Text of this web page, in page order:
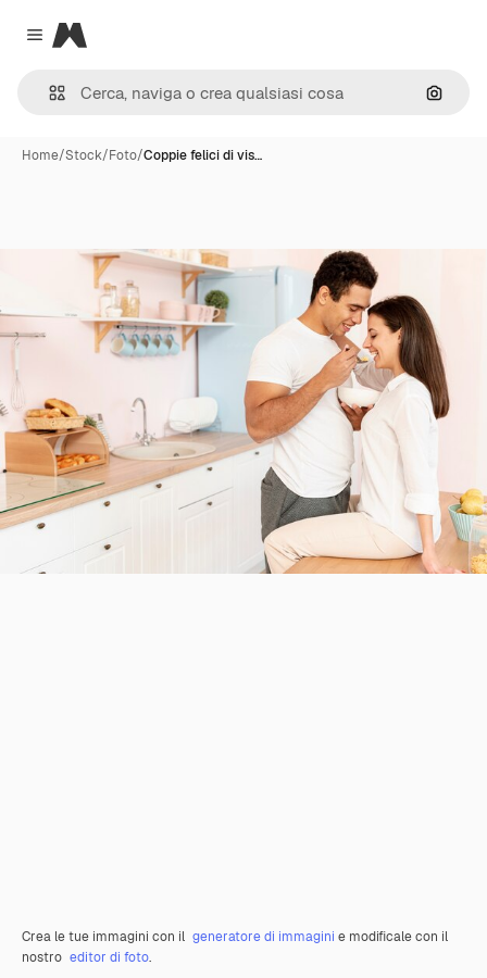
Close menu
Magnific
Cerca
Home/Stock/Foto/Coppie felici di vis…
Crea le tue immagini con il generatore di immagini e modificale con il
nostro editor di foto.